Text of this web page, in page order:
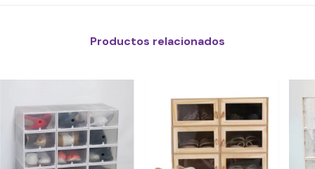
Productos relacionados